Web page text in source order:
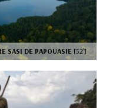
SASI DE PAPOUASIE [52’]